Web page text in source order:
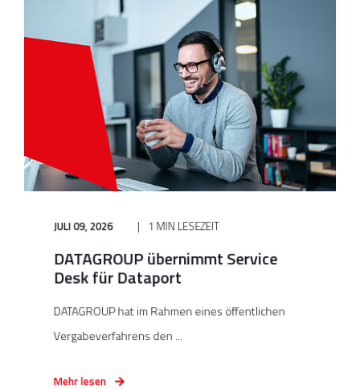
JULI 09, 2026 1 MIN LESEZEIT
DATAGROUP übernimmt Service
Desk für Dataport
DATAGROUP hat im Rahmen eines öffentlichen
Vergabeverfahrens den ...
Mehr lesen